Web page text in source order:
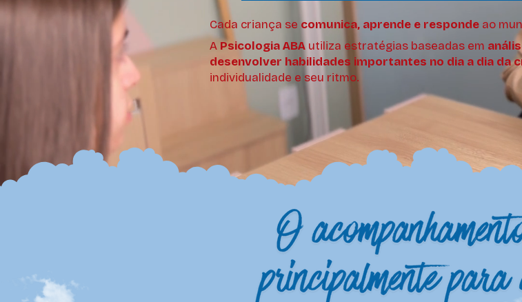
Cada criança se comunica, aprende e responde ao
A Psicologia ABA utiliza estratégias baseadas em
desenvolver habilidades importantes no dia a dia da
individualidade e seu ritmo.